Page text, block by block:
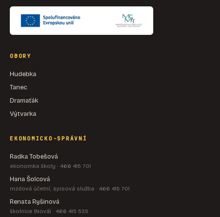
OBORY
Hudebka
Tanec
Dramaťák
Výtvarka
EKONOMICKO-SPRÁVNÍ
Radka Tobešová
ekonomka školy · 466 415 701
Hana Šolcová
mzdová účetní, spisová služba · 466 415 701
Renata Ryšinová
školnice (Nová) · 466 415 535